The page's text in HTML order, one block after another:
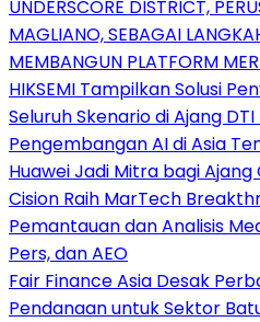
UNDERSCORE DISTRICT,
MAGLIANO, SEBAGAI
MEMBANGUN PLATFORM
HIKSEMI Tampilkan Solusi
Seluruh Skenario di Ajang
Pengembangan AI di Asia
Huawei Jadi Mitra bagi Ajang
Cision Raih MarTech
Pemantauan dan Analisis
Pers, dan AEO
Fair Finance Asia Desak
Pendanaan untuk Sektor